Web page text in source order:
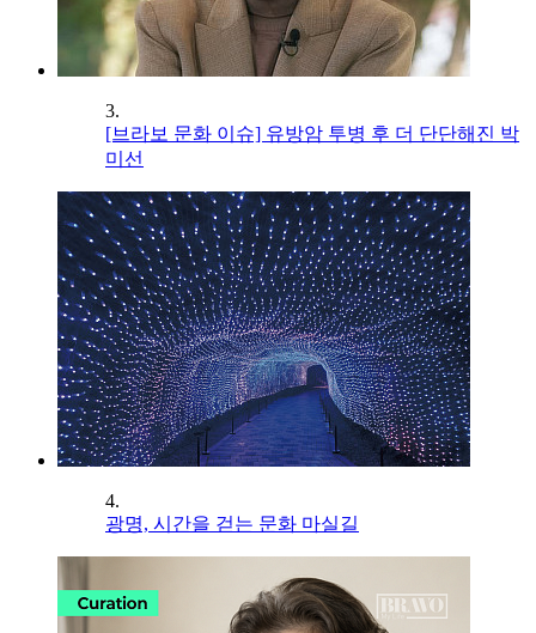
3.
[브라보 문화 이슈] 유방암 투병 후 더 단단해진 박
미선
4.
광명, 시간을 걷는 문화 마실길